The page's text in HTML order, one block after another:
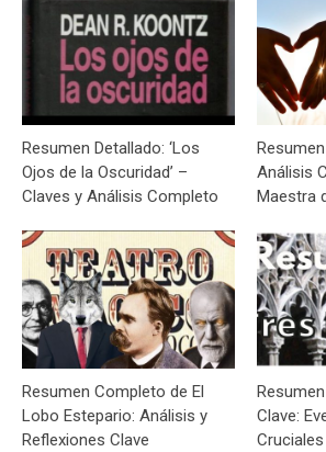
Resumen Detallado: ‘Los
Ojos de la Oscuridad’ –
Claves y Análisis Completo
Resumen
Análisis
Maestra
Resumen Completo de El
Lobo Estepario: Análisis y
Reflexiones Clave
Clave: